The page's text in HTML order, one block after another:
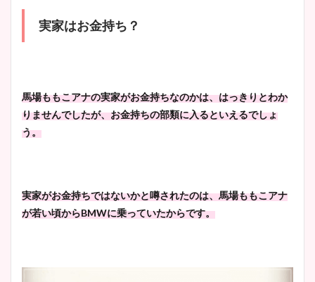
実家はお金持ち？
馬場ももこアナの実家がお金持ちなのかは、はっきりとわか
りませんでしたが、お金持ちの部類に入るといえるでしょ
う。
実家がお金持ちではないかと噂されたのは、馬場ももこアナ
が若い頃からBMWに乗っていたからです。